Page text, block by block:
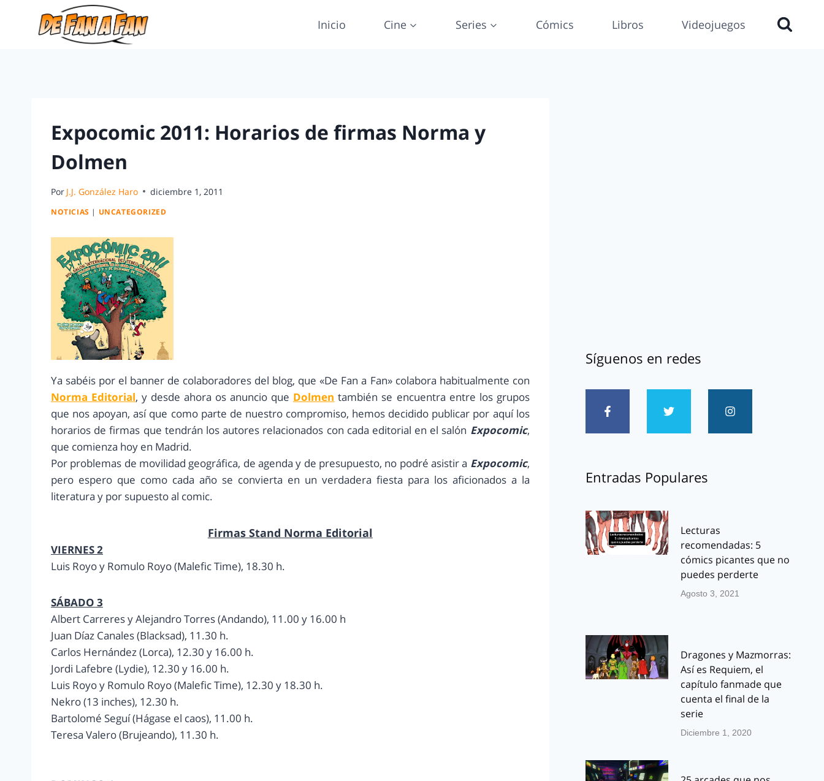
Inicio Cine Series Cómics Libros Videojuegos
Expocomic 2011: Horarios de firmas Norma y
Dolmen
Por J.J. González Haro diciembre 1, 2011
NOTICIAS | UNCATEGORIZED
Ya sabéis por el banner de colaboradores del blog, que «De Fan a Fan» colabora habitualmente con
Norma Editorial, y desde ahora os anuncio que Dolmen también se encuentra entre los grupos
que nos apoyan, así que como parte de nuestro compromiso, hemos decidido publicar por aquí los
horarios de firmas que tendrán los autores relacionados con cada editorial en el salón Expocomic,
que comienza hoy en Madrid.
Por problemas de movilidad geográfica, de agenda y de presupuesto, no podré asistir a Expocomic,
pero espero que como cada año se convierta en un verdadera fiesta para los aficionados a la
literatura y por supuesto al comic.
Firmas Stand Norma Editorial
VIERNES 2
Luis Royo y Romulo Royo (Malefic Time), 18.30 h.
SÁBADO 3
Albert Carreres y Alejandro Torres (Andando), 11.00 y 16.00 h
Juan Díaz Canales (Blacksad), 11.30 h.
Carlos Hernández (Lorca), 12.30 y 16.00 h.
Jordi Lafebre (Lydie), 12.30 y 16.00 h.
Luis Royo y Romulo Royo (Malefic Time), 12.30 y 18.30 h.
Nekro (13 inches), 12.30 h.
Bartolomé Seguí (Hágase el caos), 11.00 h.
Teresa Valero (Brujeando), 11.30 h.
Síguenos en redes
Entradas Populares
Lecturas
recomendadas: 5
cómics picantes que no
puedes perderte
Agosto 3, 2021
Dragones y Mazmorras:
Así es Requiem, el
capítulo fanmade que
cuenta el final de la
serie
Diciembre 1, 2020